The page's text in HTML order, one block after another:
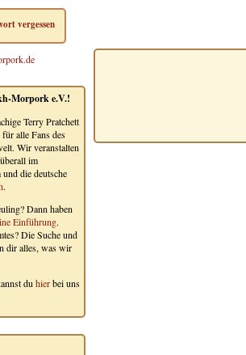
vergessen
Morpork e.V.!
Terry Pratchett
alle Fans des
Wir veranstalten
im
die deutsche
.
Dann haben
Einführung.
Die Suche und
dir alles, was wir
du hierbei uns